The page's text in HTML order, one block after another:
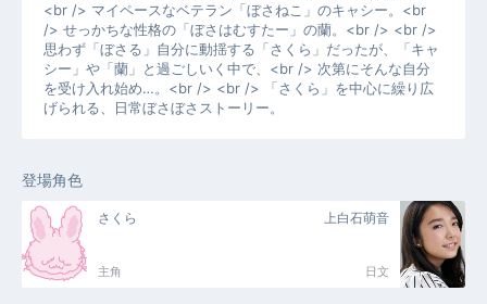
<br /> マイペースなベテラン「ぼさねこ」のキャシー。<br
/> せっかちな性格の「ぼさはむすたー」の蘭。<br /> <br />
思わず「ぼさる」自分に動揺する「さくら」だったが、「キャ
シー」や「蘭」と過ごしいく中で、<br /> 次第にそんな自分
を受け入れ始め…。<br /> <br /> 「さくら」を中心に繰り広
げられる、日常ぼさぼさストーリー。
登場角色
さくら 上白石萌音
主角 日文